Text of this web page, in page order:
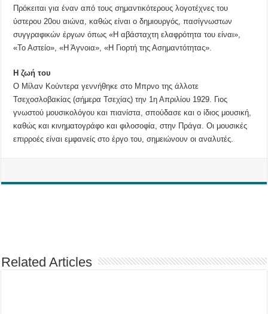
Πρόκειται για έναν από τους σημαντικότερους λογοτέχνες του
ύστερου 20ου αιώνα, καθώς είναι ο δημιουργός, πασίγνωστων
συγγραφικών έργων όπως «Η αβάσταχτη ελαφρότητα του είναι»,
«Το Αστείο», «Η Άγνοια», «Η Γιορτή της Ασημαντότητας».
Η ζωή του
Ο Μίλαν Κούντερα γεννήθηκε στο Μπρνο της άλλοτε
Τσεχοσλοβακίας (σήμερα Τσεχίας) την 1η Απριλίου 1929. Γιος
γνωστού μουσικολόγου και πιανίστα, σπούδασε και ο ίδιος μουσική,
καθώς και κινηματογράφο και φιλοσοφία, στην Πράγα. Οι μουσικές
επιρροές είναι εμφανείς στο έργο του, σημειώνουν οι αναλυτές.
Related Articles